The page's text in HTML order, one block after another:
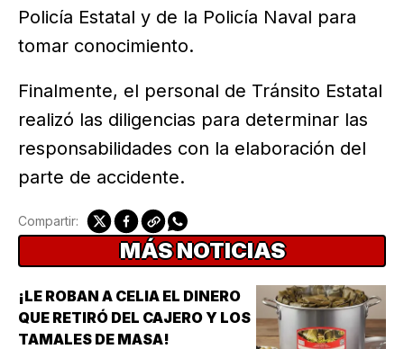
Policía Estatal y de la Policía Naval para
tomar conocimiento.
Finalmente, el personal de Tránsito Estatal
realizó las diligencias para determinar las
responsabilidades con la elaboración del
parte de accidente.
Compartir:
MÁS NOTICIAS
¡LE ROBAN A CELIA EL DINERO
QUE RETIRÓ DEL CAJERO Y LOS
TAMALES DE MASA!